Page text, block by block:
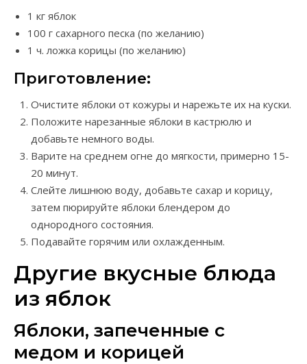
1 кг яблок
100 г сахарного песка (по желанию)
1 ч. ложка корицы (по желанию)
Приготовление:
Очистите яблоки от кожуры и нарежьте их на куски.
Положите нарезанные яблоки в кастрюлю и
добавьте немного воды.
Варите на среднем огне до мягкости, примерно 15-
20 минут.
Слейте лишнюю воду, добавьте сахар и корицу,
затем пюрируйте яблоки блендером до
однородного состояния.
Подавайте горячим или охлажденным.
Другие вкусные блюда
из яблок
Яблоки, запеченные с
медом и корицей